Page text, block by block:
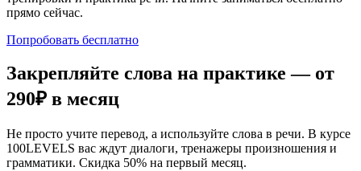
прямо сейчас.
Попробовать бесплатно
Закрепляйте слова на практике — от
290₽ в месяц
Не просто учите перевод, а используйте слова в речи. В курсе
100LEVELS вас ждут диалоги, тренажеры произношения и
грамматики. Скидка 50% на первый месяц.